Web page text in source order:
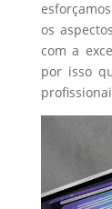
os
com a
por isso